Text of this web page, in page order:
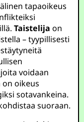
tapaoikeus
Taistelija on
– tyypillisesti
voidaan
oikeus
sotavankeina.
suoraan.